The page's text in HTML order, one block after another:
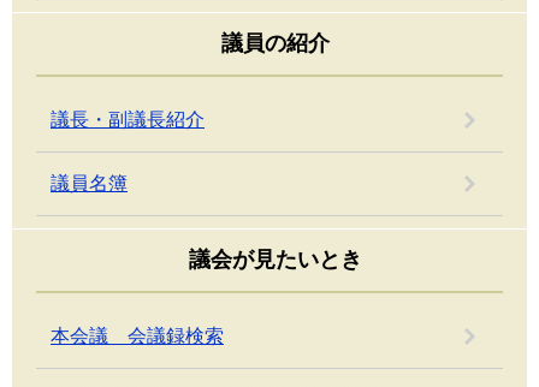
議員の紹介
議長・副議長紹介
議員名簿
議会が見たいとき
本会議 会議録検索